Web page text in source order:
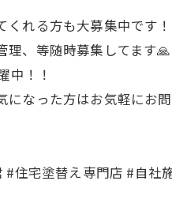
くれる方も大募集中です
理、等随時募集してます🙏
中！！
になった方はお気軽にお
#住宅塗替え専門店 #自社